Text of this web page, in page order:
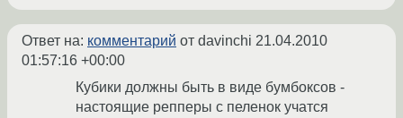
Ответ на: комментарий от davinchi 21.04.2010
01:57:16 +00:00
Кубики должны быть в виде бумбоксов -
настоящие репперы с пеленок учатся